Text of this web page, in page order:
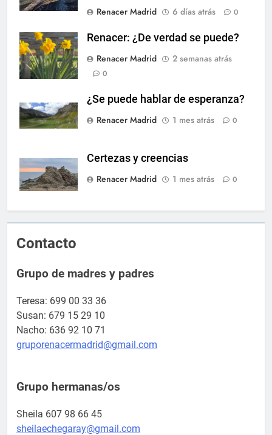
Renacer Madrid
6 días atrás 0
Renacer: ¿De verdad se puede?
Renacer Madrid
2 semanas atrás
0
¿Se puede hablar de esperanza?
Renacer Madrid
1 mes atrás 0
Certezas y creencias
Renacer Madrid
1 mes atrás 0
Contacto
Grupo de madres y padres
Teresa: 699 00 33 36
Susan: 679 15 29 10
Nacho: 636 92 10 71
gruporenacermadrid@gmail.com
Grupo hermanas/os
Sheila 607 98 66 45
sheilaechegaray@gmail.com